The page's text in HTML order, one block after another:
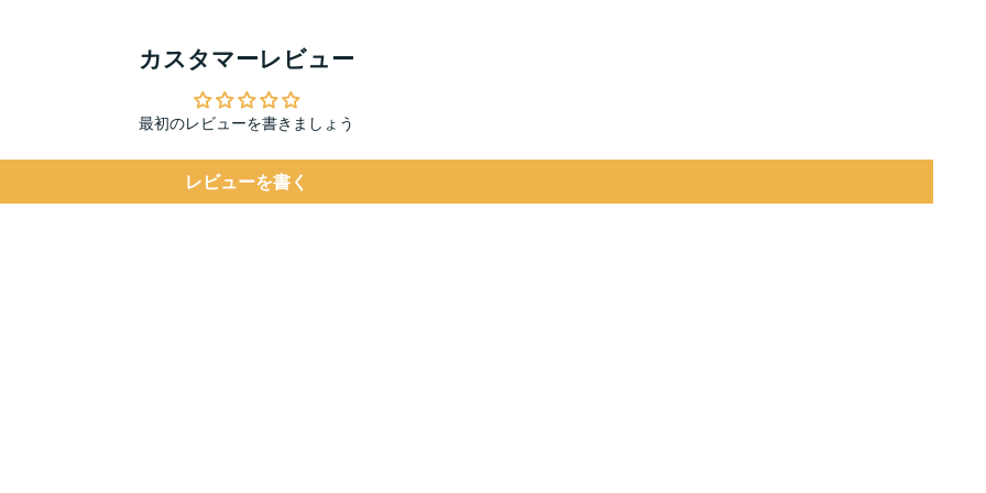
カスタマーレビュー
最初のレビューを書きましょう
レビューを書く